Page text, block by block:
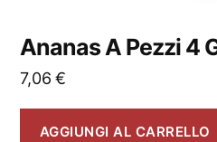
Ananas A Pezzi 4
7,06€
AGGIUNGI AL CARRELLO